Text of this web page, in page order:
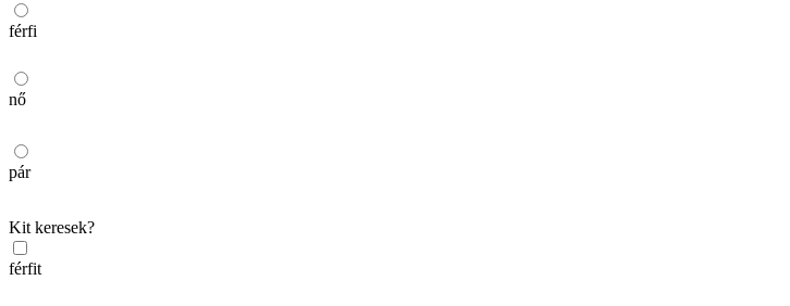
férfi
nő
pár
Kit keresek?
férfit